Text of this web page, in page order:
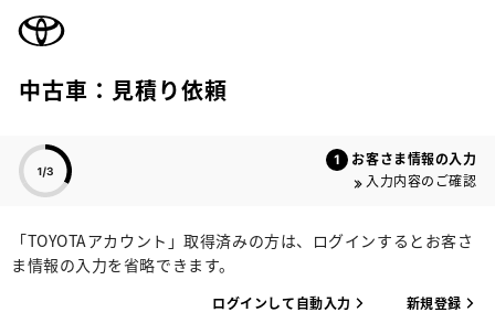
中古車：見積り依頼
お客さま情報の入力
入力内容のご確認
「TOYOTAアカウント」取得済みの方は、ログインするとお客さ
ま情報の入力を省略できます。
ログインして自動入力 新規登録